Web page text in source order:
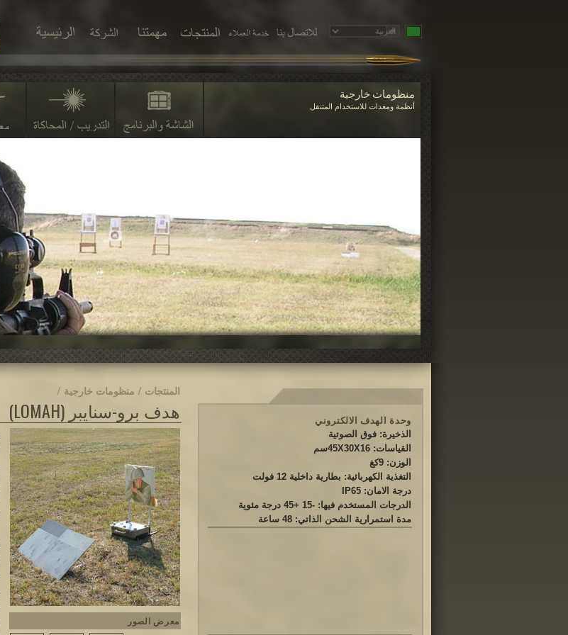
منظومات خارجية
أنظمة ومعدات للاستخدام المتنقل
المنتجات / منظومات خارجية /
هدف برو-سنايبر (LOMAH) وحدة الهدف الالكتروني
الذخيرة: فوق الصوتية
القياسات: 45X30X16سم
الوزن: 9كغ
التغذية الكهربائية: بطارية داخلية 12 فولت
درجة الامان: IP65
الدرجات المستخدم فيها: -15 +45 درجة مئوية
مدة استمرارية الشحن الذاتي: 48 ساعة
معرض الصور